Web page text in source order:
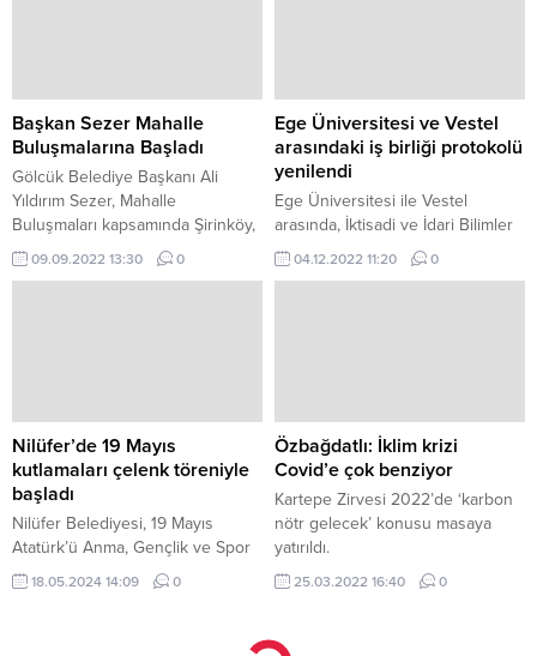
faaliyet gösteren...
Başkan Sezer Mahalle
Buluşmalarına Başladı
Gölcük Belediye Başkanı Ali
Yıldırım Sezer, Mahalle
Buluşmaları kapsamında Şirinköy,
İpekyolu, Düzağaç Mahallesi
muhtarları ve vatandaşlarla bir
09.09.2022 13:30 0
Ege Üniversitesi ve Vestel
arasındaki iş birliği protokolü
yenilendi
Ege Üniversitesi ile Vestel
arasında, İktisadi ve İdari Bilimler
Fakültesi (İİBF) öğrencilerinin iş
yaşamına daha hazır hale gelmesi
04.12.2022 11:20 0
Nilüfer’de 19 Mayıs
kutlamaları çelenk töreniyle
başladı
Nilüfer Belediyesi, 19 Mayıs
Atatürk’ü Anma, Gençlik ve Spor
Bayramı’nı her yıl olduğu gibi bu
yıl da coşku içinde kutluyor.
18.05.2024 14:09 0
Özbağdatlı: İklim krizi
Covid’e çok benziyor
Kartepe Zirvesi 2022’de ‘karbon
nötr gelecek’ konusu masaya
yatırıldı.
25.03.2022 16:40 0